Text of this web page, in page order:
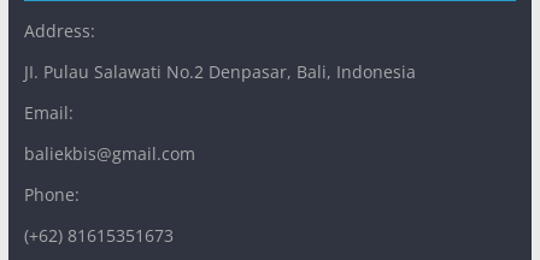
Address:
JI. Pulau Salawati No.2 Denpasar, Bali, Indonesia
Email:
baliekbis@gmail.com
Phone:
(+62) 81615351673